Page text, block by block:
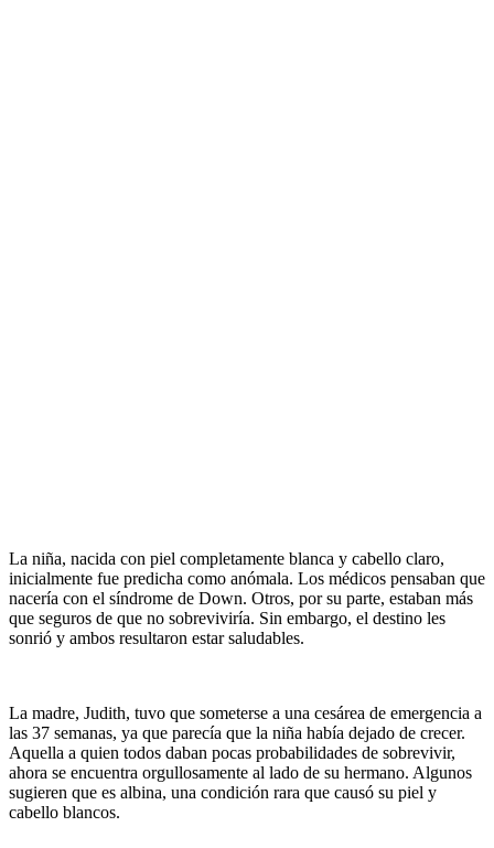
La niña, nacida con piel completamente blanca y cabello claro,
inicialmente fue predicha como anómala. Los médicos pensaban que
nacería con el síndrome de Down. Otros, por su parte, estaban más
que seguros de que no sobreviviría. Sin embargo, el destino les
sonrió y ambos resultaron estar saludables.
La madre, Judith, tuvo que someterse a una cesárea de emergencia a
las 37 semanas, ya que parecía que la niña había dejado de crecer.
Aquella a quien todos daban pocas probabilidades de sobrevivir,
ahora se encuentra orgullosamente al lado de su hermano. Algunos
sugieren que es albina, una condición rara que causó su piel y
cabello blancos.